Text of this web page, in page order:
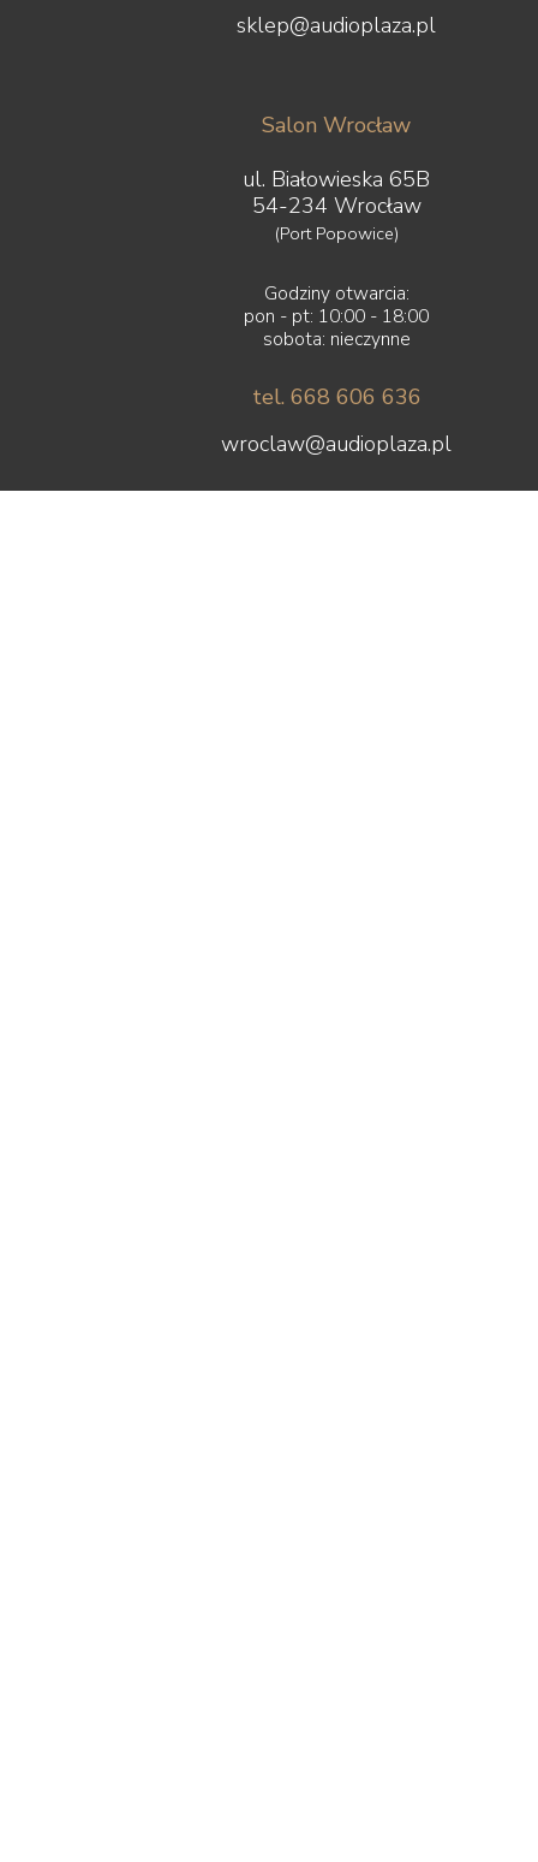
sklep@audioplaza.pl
Salon Wrocław
ul. Białowieska 65B
54-234 Wrocław
(Port Popowice)
Godziny otwarcia:
pon - pt: 10:00 - 18:00
sobota: nieczynne
tel. 668 606 636
wroclaw@audioplaza.pl